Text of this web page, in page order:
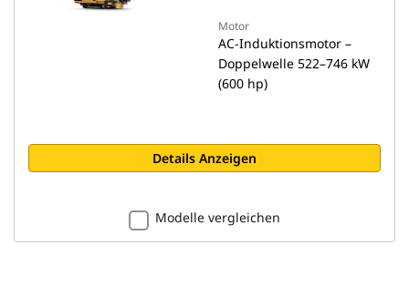
Motor
AC-Induktionsmotor –
Doppelwelle 522–746 kW
(600 hp)
Details Anzeigen
Modelle vergleichen